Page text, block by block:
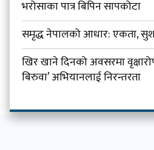
भरोसाका पात्र बिपिन सापकोटा
समृद्ध नेपालको आधार: एकता,
खिर खाने दिनको अवसरमा
बिरुवा’ अभियानलाई निरन्तरता